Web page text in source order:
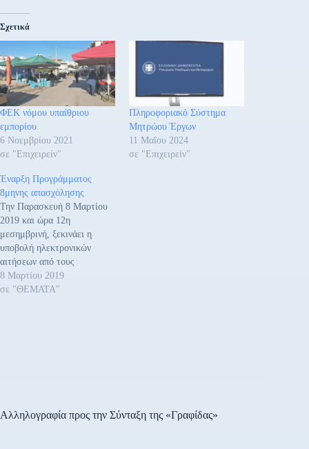
Σχετικά
ΦΕΚ νόμου υπαίθριου
εμπορίου
6 Νοεμβρίου 2021
σε "Επιχειρείν"
Πληροφοριακό Σύστημα
Μητρώου Έργων
11 Μαΐου 2024
σε "Επιχειρείν"
Έναρξη Προγράμματος
8μηνης απασχόλησης
Την Παρασκευή 8 Μαρτίου
2019 και ώρα 12η
μεσημβρινή, ξεκινάει η
υποβολή ηλεκτρονικών
αιτήσεων από τους
ενδιαφερόμενους,
εγγεγραμμένους στο μητρώο
διαρκέσει έως 18 Μαρτίου…
8 Μαρτίου 2019
σε "ΘΕΜΑΤΑ"
Αλληλογραφία προς την Σύνταξη της «Γραφίδας»